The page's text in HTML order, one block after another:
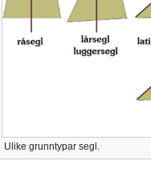
Ulike grunntypar segl.